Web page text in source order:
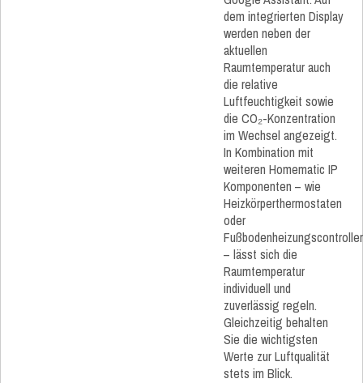
dem integrierten Display
werden neben der
aktuellen
Raumtemperatur auch
die relative
Luftfeuchtigkeit sowie
die CO₂-Konzentration
im Wechsel angezeigt.
In Kombination mit
weiteren Homematic IP
Komponenten – wie
Heizkörperthermostaten
oder
– lässt sich die
Raumtemperatur
individuell und
zuverlässig regeln.
Gleichzeitig behalten
Sie die wichtigsten
Werte zur Luftqualität
stets im Blick.